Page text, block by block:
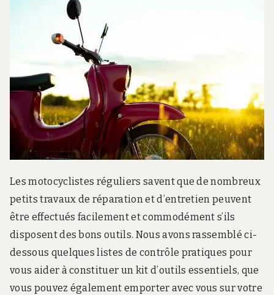
n
a
r
f
Les motocyclistes réguliers savent que de nombreux
petits travaux de réparation et d’entretien peuvent
être effectués facilement et commodément s’ils
disposent des bons outils. Nous avons rassemblé ci-
dessous quelques listes de contrôle pratiques pour
vous aider à constituer un kit d’outils essentiels, que
vous pouvez également emporter avec vous sur votre